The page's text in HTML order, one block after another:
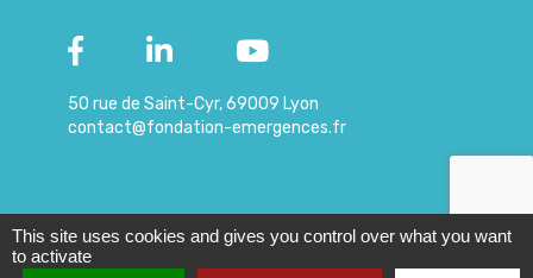
50 rue de Saint-Cyr, 69009 Lyon
contact@fondation-emergences.fr
© 2019 – Copyright
Emergences
|
Mentions
légales
-
Données
personnelles
This site uses cookies and gives you control over what you want
to activate